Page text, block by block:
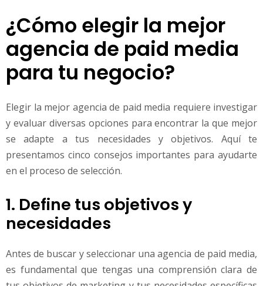
¿Cómo elegir la mejor
agencia de paid media
para tu negocio?
Elegir la mejor agencia de paid media requiere investigar
y evaluar diversas opciones para encontrar la que mejor
se adapte a tus necesidades y objetivos. Aquí te
presentamos cinco consejos importantes para ayudarte
en el proceso de selección.
1. Define tus objetivos y
necesidades
Antes de buscar y seleccionar una agencia de paid media,
es fundamental que tengas una comprensión clara de